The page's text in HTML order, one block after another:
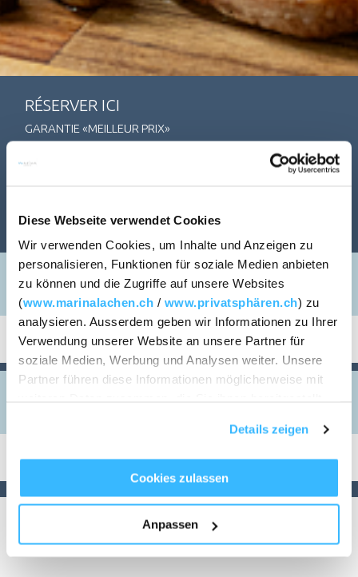
Diese Webseite verwendet Cookies
Wir verwenden Cookies, um Inhalte und Anzeigen zu
personalisieren, Funktionen für soziale Medien anbieten
zu können und die Zugriffe auf unsere Websites
(www.marinalachen.ch / www.privatsphären.ch) zu
analysieren. Ausserdem geben wir Informationen zu Ihrer
Verwendung unserer Website an unsere Partner für
soziale Medien, Werbung und Analysen weiter. Unsere
Partner führen diese Informationen möglicherweise mit
Details zeigen
Cookies zulassen
Anpassen
RÉSERVER ICI
GARANTIE «MEILLEUR PRIX»
HÉBERGEMENT RESTAURATION
ARRIVÉE / DÉPART
PERSONNES
1
CHAMBRES
VÉRIFIER LA DISPONIBILITÉ
RÉSERVER UNE TABLE
RÉSERVER UNE TABLE